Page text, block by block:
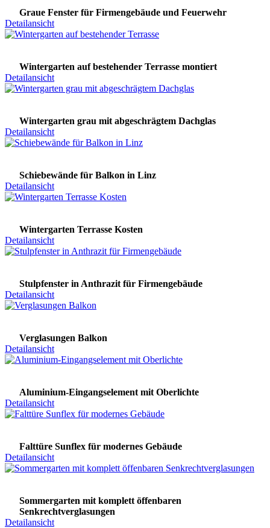
Graue Fenster für Firmengebäude und Feuerwehr
Detailansicht
Wintergarten auf bestehender Terrasse montiert
Detailansicht
Wintergarten grau mit abgeschrägtem Dachglas
Detailansicht
Schiebewände für Balkon in Linz
Detailansicht
Wintergarten Terrasse Kosten
Detailansicht
Stulpfenster in Anthrazit für Firmengebäude
Detailansicht
Verglasungen Balkon
Detailansicht
Aluminium-Eingangselement mit Oberlichte
Detailansicht
Falttüre Sunflex für modernes Gebäude
Detailansicht
Sommergarten mit komplett öffenbaren
Senkrechtverglasungen
Detailansicht